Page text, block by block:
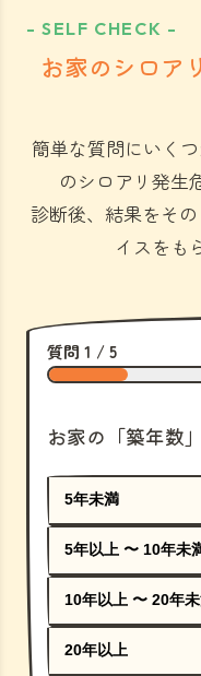
- SELF CHECK -
お家のシロア
簡単な質問にいく
のシロアリ発生
診断後、結果をそ
イスをも
質問 1 / 5
お家の「築年数
5年未満
5年以上 〜 10年未
10年以上 〜 20年
20年以上